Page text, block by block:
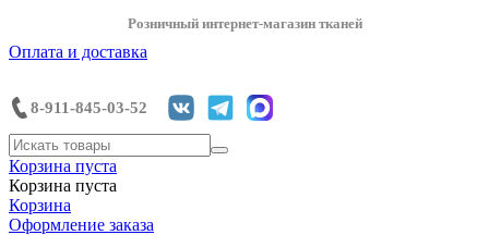
Розничный интернет-магазин тканей
Оплата и доставка
8-911-845-03-52
Корзина пуста
Корзина пуста
Корзина
Оформление заказа